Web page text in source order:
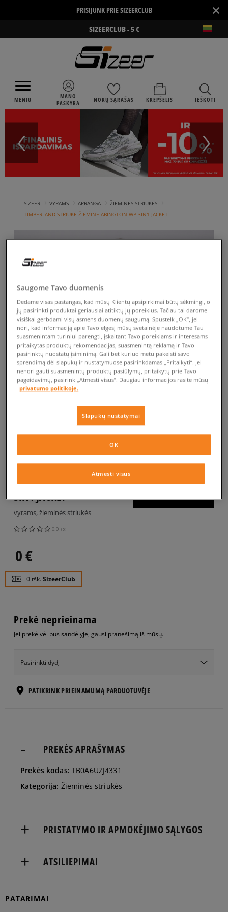
PRISIJUNK PRIE SIZEERCLUB ×
SIZEERCLUB - 5 €
MENIU
MANO
PASKYRA
NORŲ SĄRAŠAS KREPŠELIS IEŠKOTI
SIZEER VYRAMS APRANGA ŽIEMINĖS STRIUKĖS
TIMBERLAND STRIUKĖ ŽIEMINĖ ABINGTON WP 3IN1 JACKET
TIMBERLAND STRIUKĖ
ŽIEMINĖ ABINGTON WP
3IN1 JACKET
vyrams, žieminės striukės
0.0 (0)
0€
+ 0 tšk. SizeerClub
Prekė neprieinama
Jei prekė vėl bus sandėlyje, gausi pranešimą iš mūsų.
Pasirinkti dydį
S
Pranešti
L
Pranešti
man
PATIKRINK PRIEINAMUMĄ PARDUOTUVĖJE
PREKĖS APRAŠYMAS
Prekės kodas: TB0A6UZJ4331
Kategorija: Žieminės striukės
PRISTATYMO IR APMOKĖJIMO SĄLYGOS
Pristatymas:
ATSILIEPIMAI
Produktas dar neturi atsiliepimų
PATARIMAI
Saugome Tavo duomenis
Dedame visas pastangas, kad mūsų Klientų apsipirkimai būtų sėkmingi, o
jų pasirinkti produktai geriausiai atitiktų jų poreikius. Tačiau tai darome
visiškai gerbdami visų asmens duomenų saugumą. Spustelk „OK“, jei
nori, kad informaciją apie Tavo elgesį mūsų svetainėje naudotume Tau
suasmenintam turiniui parengti, įskaitant Tavo poreikiams ir interesams
pritaikytas produktų rekomendacijas, suasmenintą reklamą ir Tavo
pasirinktų nuostatų įsiminimą. Gali bet kuriuo metu pakeisti savo
sprendimą dėl slapukų ir nustatymuose pasirinkdamas „Pritaikyti“. Jei
nenori gauti suasmenintų produktų pasiūlymų, pritaikytų prie Tavo
pageidavimų, pasirink „Atmesti visus”. Daugiau informacijos rasite mūsų
privatumo politikoje.
Slapukų nustatymai
Atmesti visus
OK